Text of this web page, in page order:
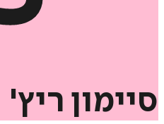
סיימון ריץ'